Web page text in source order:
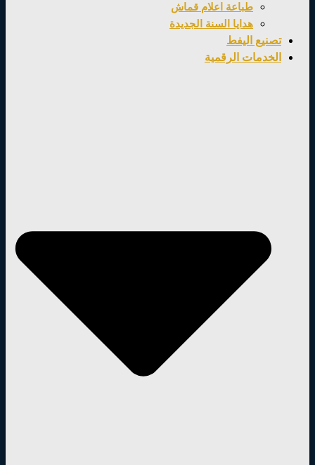
طباعة اعلام قماش
هدايا السنة الجديدة
تصنيع اليفط
الخدمات الرقمية